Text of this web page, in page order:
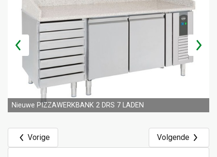
Nieuwe PIZZAWERKBANK 2 DRS 7 LADEN
Vorige Volgende